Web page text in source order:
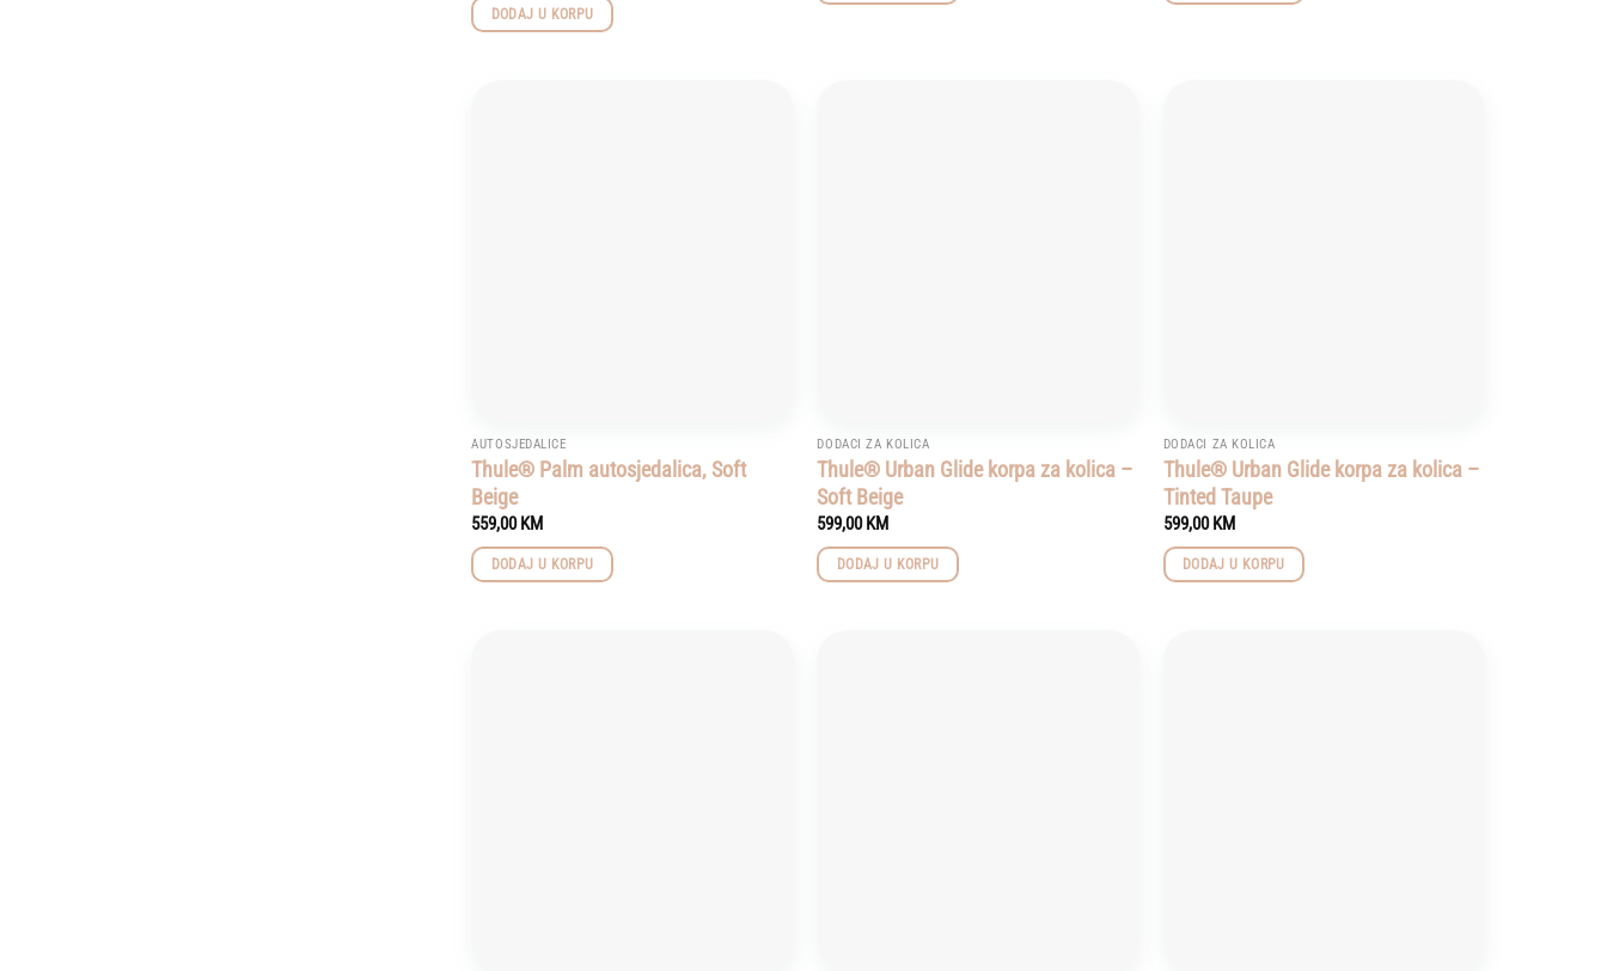
DODAJ U KORPU
AUTOSJEDALICE
Thule® Palm autosjedalica, Soft
Beige
559,00KM
DODAJ U KORPU
DODACI ZA KOLICA
Thule® Urban Glide korpa za kolica –
Soft Beige
599,00KM
DODAJ U KORPU
DODACI ZA KOLICA
Thule® Urban Glide korpa za kolica –
Tinted Taupe
599,00KM
DODAJ U KORPU